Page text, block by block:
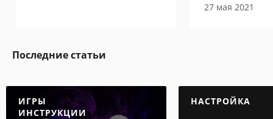
27 мая 2021
Последние статьи
ИГРЫ
ИНСТРУКЦИИ
НАСТРОЙКА